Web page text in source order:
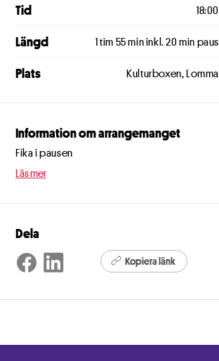
Tid 18:00
Längd 1 tim 55 min inkl. 20 min paus
Plats Kulturboxen, Lomma
Information om arrangemanget
Fika i pausen
Läs mer
Dela
Kopiera länk